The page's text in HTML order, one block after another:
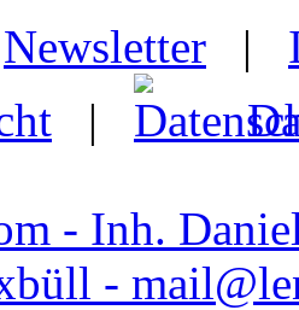
Newsletter |
|
- Inh.
-